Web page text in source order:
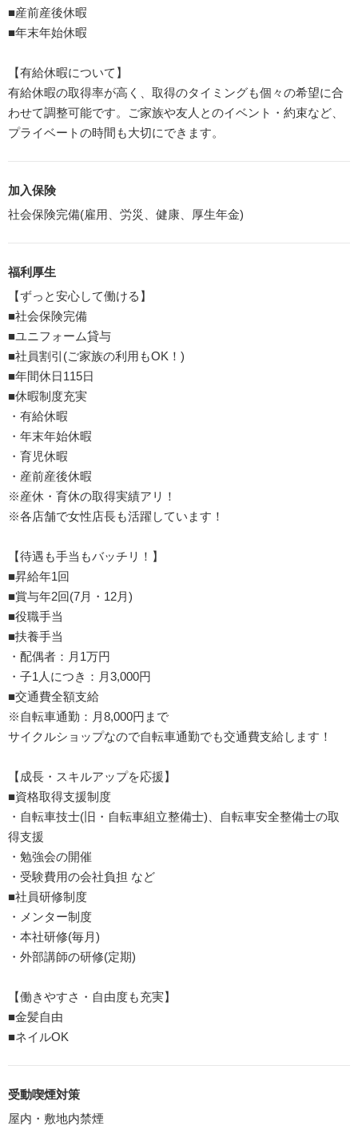
■産前産後休暇
■年末年始休暇
【有給休暇について】
有給休暇の取得率が高く、取得のタイミングも個々の希望に合
わせて調整可能です。ご家族や友人とのイベント・約束など、
プライベートの時間も大切にできます。
加入保険
社会保険完備(雇用、労災、健康、厚生年金)
福利厚生
【ずっと安心して働ける】
■社会保険完備
■ユニフォーム貸与
■社員割引(ご家族の利用もOK！)
■年間休日115日
■休暇制度充実
・有給休暇
・年末年始休暇
・育児休暇
・産前産後休暇
※産休・育休の取得実績アリ！
※各店舗で女性店長も活躍しています！
【待遇も手当もバッチリ！】
■昇給年1回
■賞与年2回(7月・12月)
■役職手当
■扶養手当
・配偶者：月1万円
・子1人につき：月3,000円
■交通費全額支給
※自転車通勤：月8,000円まで
サイクルショップなので自転車通勤でも交通費支給します！
【成長・スキルアップを応援】
■資格取得支援制度
・自転車技士(旧・自転車組立整備士)、自転車安全整備士の取
得支援
・勉強会の開催
・受験費用の会社負担 など
■社員研修制度
・メンター制度
・本社研修(毎月)
・外部講師の研修(定期)
【働きやすさ・自由度も充実】
■金髪自由
■ネイルOK
受動喫煙対策
屋内・敷地内禁煙